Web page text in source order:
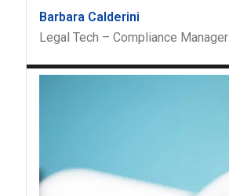
Barbara Calderini
Legal Tech – Compliance Manager